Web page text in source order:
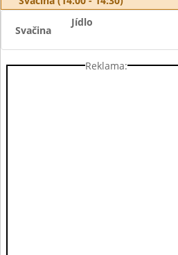
Svačina
Jídlo
Reklama: